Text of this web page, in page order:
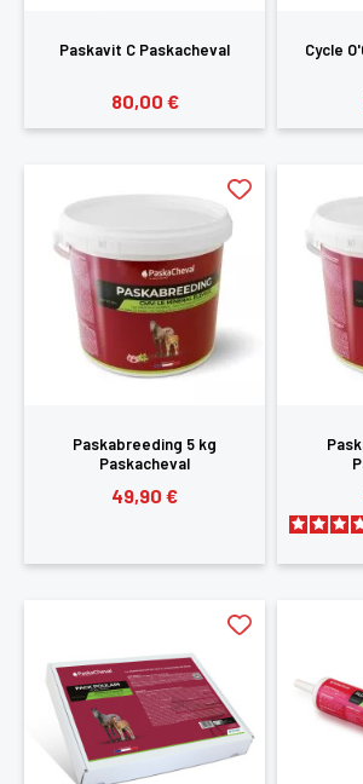
Paskavit C Paskacheval
80,00 €
Cycle
Paskabreeding 5 kg
Paskacheval
49,90 €
Vous devez être connecté pour
produits dans votre liste d'envie